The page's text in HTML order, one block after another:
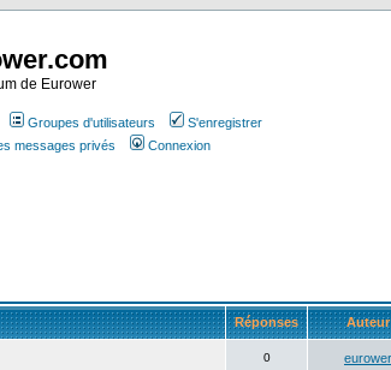
de Eurower
Groupes d'utilisateurs
S'enregistrer
messages privés Connexion
Réponses
0 eurower